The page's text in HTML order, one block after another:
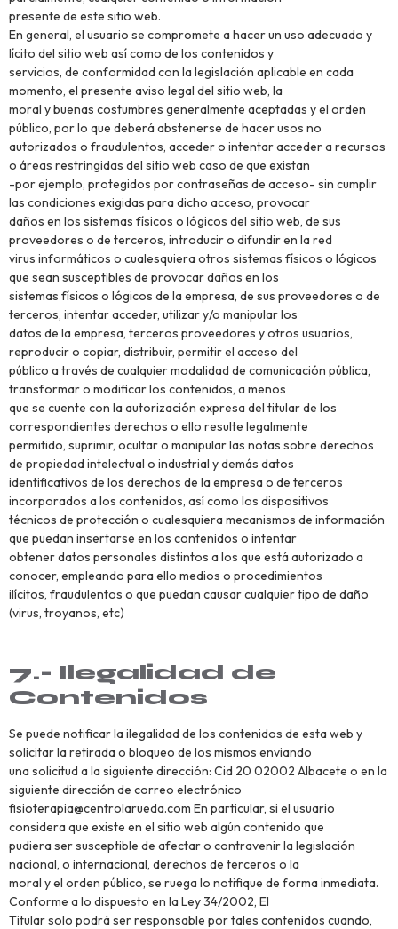
presente de este sitio web.
En general, el usuario se compromete a hacer un uso adecuado y
lícito del sitio web así como de los contenidos y
servicios, de conformidad con la legislación aplicable en cada
momento, el presente aviso legal del sitio web, la
moral y buenas costumbres generalmente aceptadas y el orden
público, por lo que deberá abstenerse de hacer usos no
autorizados o fraudulentos, acceder o intentar acceder a recursos
o áreas restringidas del sitio web caso de que existan
-por ejemplo, protegidos por contraseñas de acceso- sin cumplir
las condiciones exigidas para dicho acceso, provocar
daños en los sistemas físicos o lógicos del sitio web, de sus
proveedores o de terceros, introducir o difundir en la red
virus informáticos o cualesquiera otros sistemas físicos o lógicos
que sean susceptibles de provocar daños en los
sistemas físicos o lógicos de la empresa, de sus proveedores o de
terceros, intentar acceder, utilizar y/o manipular los
datos de la empresa, terceros proveedores y otros usuarios,
reproducir o copiar, distribuir, permitir el acceso del
público a través de cualquier modalidad de comunicación pública,
transformar o modificar los contenidos, a menos
que se cuente con la autorización expresa del titular de los
correspondientes derechos o ello resulte legalmente
permitido, suprimir, ocultar o manipular las notas sobre derechos
de propiedad intelectual o industrial y demás datos
identificativos de los derechos de la empresa o de terceros
incorporados a los contenidos, así como los dispositivos
técnicos de protección o cualesquiera mecanismos de información
que puedan insertarse en los contenidos o intentar
obtener datos personales distintos a los que está autorizado a
conocer, empleando para ello medios o procedimientos
ilícitos, fraudulentos o que puedan causar cualquier tipo de daño
(virus, troyanos, etc)
7.- Ilegalidad de
Contenidos
Se puede notificar la ilegalidad de los contenidos de esta web y
solicitar la retirada o bloqueo de los mismos enviando
una solicitud a la siguiente dirección: Cid 20 02002 Albacete o en la
siguiente dirección de correo electrónico
fisioterapia@centrolarueda.com En particular, si el usuario
considera que existe en el sitio web algún contenido que
pudiera ser susceptible de afectar o contravenir la legislación
nacional, o internacional, derechos de terceros o la
moral y el orden público, se ruega lo notifique de forma inmediata.
Conforme a lo dispuesto en la Ley 34/2002, El
Titular solo podrá ser responsable por tales contenidos cuando,